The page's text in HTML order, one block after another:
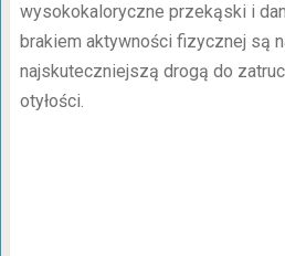
wysokokaloryczne przekąski i
brakiem aktywności fizycznej są
najskuteczniejszą drogą do
otyłości.